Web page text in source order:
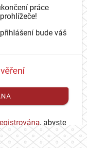
práce
bude váš
, abyste